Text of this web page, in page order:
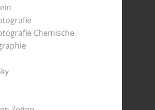
Chemische